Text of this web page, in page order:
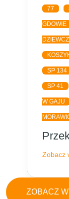
77
GDOWIE
SP 134
SP 41
W GAJU
Zobacz
ZOBACZ